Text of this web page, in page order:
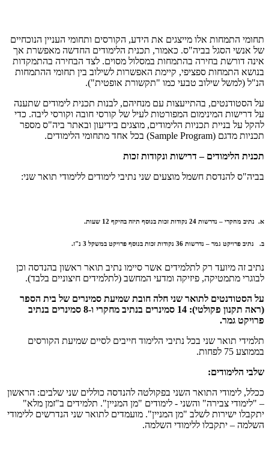
תחומי התמחות אלו מייצגים את הידע, הקורסים ותחומי העניין הנוכחיים
של אנשי הסגל בביה"ס. כאמור, תכנית הלימודים החדשה מאפשרת אך
אינה דורשת בחירה בהתמחות במסלול מסוים. לצד הבחירה בהתמקדות
בנושא התמחות ספציפי, קיימת האפשרות לשילוב בין תחומי ההתמחות
הנ"ל (למשל שילוב טבעי כמו "תקשורת אופטית").
על הסטודנטים, בהתייעצות עם מנחיהם, לבנות תכנית לימודים שתענה
על דרישות המינימום המפורטות לעיל של קורסי חובה וקורסי ליבה. כדי
להקל על בניית תכניות הלימודים, מוצגים בידיעון ובאתר ביה"ס מספר
תכניות מדגם (Sample Program) בכל אחד מתחומי הלימודים.
תכנית הלימודים – דרישות ונקודות זכות
בביה"ס להנדסת חשמל מוצעים שני נתיבי לימודים ללימודי תואר שני:
א. נתיב מחקרי – נדרשות 24 נקודות זכות בנוסף תיזה בהיקף 12 שעות.
ב. נתיב פרויקט גמר – נדרשות 36 נקודות זכות בנוסף פרויקט במשקל 3 נ"ז.
נתיב זה מיועד רק לתלמידים אשר סיימו נתיב תואר ראשון בהנדסה וכן
לבוגרי מתמטיקה, פיזיקה ומדעי המחשב (לתלמידים חיצוניים בלבד).
על הסטודנטים לתואר שני חלה חובת שמיעת סמינרים של בית הספר
(ראה תקנון פקולטי): 14 סמינרים בנתיב מחקרי ו-8 סמינרים בנתיב
פרויקט גמר.
תלמידי תואר שני בכל נתיבי הלימוד חייבים לסיים שמיעת הקורסים
בממוצע 75 לפחות.
שלבי הלימודים:
ככלל, לימודי התואר השני בפקולטה להנדסה כוללים שני שלבים: הראשון
– "לימודי צבירה" והשני - לימודים "מן המניין". תלמידים ב"זמן מלא"
יתקבלו ישירות לשלב "מן המניין". מועמדים לתואר שני הנדרשים ללימודי
השלמה – יתקבלו ללימודי השלמה.